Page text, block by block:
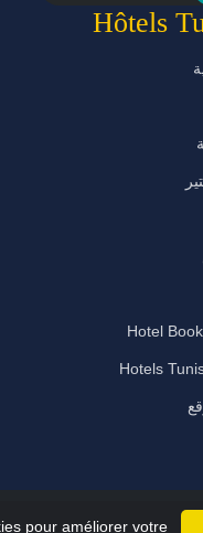
Hotel
Hotels
pour améliorer votre